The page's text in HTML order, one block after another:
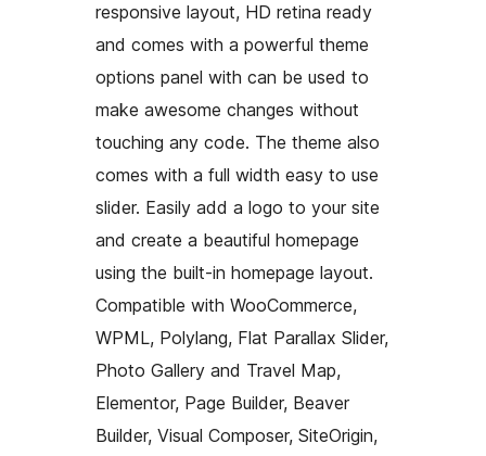
responsive layout, HD retina ready
and comes with a powerful theme
options panel with can be used to
make awesome changes without
touching any code. The theme also
comes with a full width easy to use
slider. Easily add a logo to your site
and create a beautiful homepage
using the built-in homepage layout.
Compatible with WooCommerce,
WPML, Polylang, Flat Parallax Slider,
Photo Gallery and Travel Map,
Elementor, Page Builder, Beaver
Builder, Visual Composer, SiteOrigin,